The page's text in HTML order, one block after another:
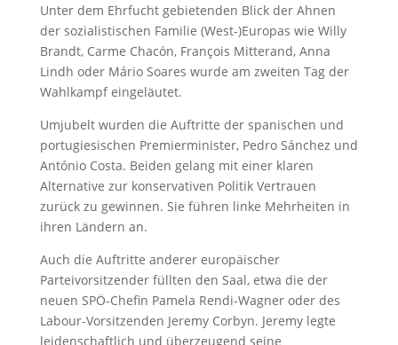
Unter dem Ehrfucht gebietenden Blick der Ahnen
der sozialistischen Familie (West-)Europas wie Willy
Brandt, Carme Chacón, François Mitterand, Anna
Lindh oder Mário Soares wurde am zweiten Tag der
Wahlkampf eingeläutet.
Umjubelt wurden die Auftritte der spanischen und
portugiesischen Premierminister, Pedro Sánchez und
António Costa. Beiden gelang mit einer klaren
Alternative zur konservativen Politik Vertrauen
zurück zu gewinnen. Sie führen linke Mehrheiten in
ihren Ländern an.
Auch die Auftritte anderer europäischer
Parteivorsitzender füllten den Saal, etwa die der
neuen SPÖ-Chefin Pamela Rendi-Wagner oder des
Labour-Vorsitzenden Jeremy Corbyn. Jeremy legte
leidenschaftlich und überzeugend seine